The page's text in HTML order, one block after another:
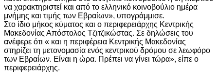
να χαρακτηριστεί και από το ελληνικό κοινοβούλιο ημέρα
μνήμης και τιμής των Εβραίων», υπογράμμισε.
Στο ίδιο μήκος κύματος και ο περιφερειάρχης Κεντρικής
Μακεδονίας Απόστολος Τζιτζικώστας. Σε δηλώσεις του
ανέφερε ότι « και η περιφέρεια Κεντρικής Μακεδονίας
στηρίζει τη μετονομασία ενός κεντρικού δρόμου σε λεωφόρο
των Εβραίων. Είναι η ώρα. Πρέπει να γίνει τώρα», είπε ο
περιφερειάρχης.